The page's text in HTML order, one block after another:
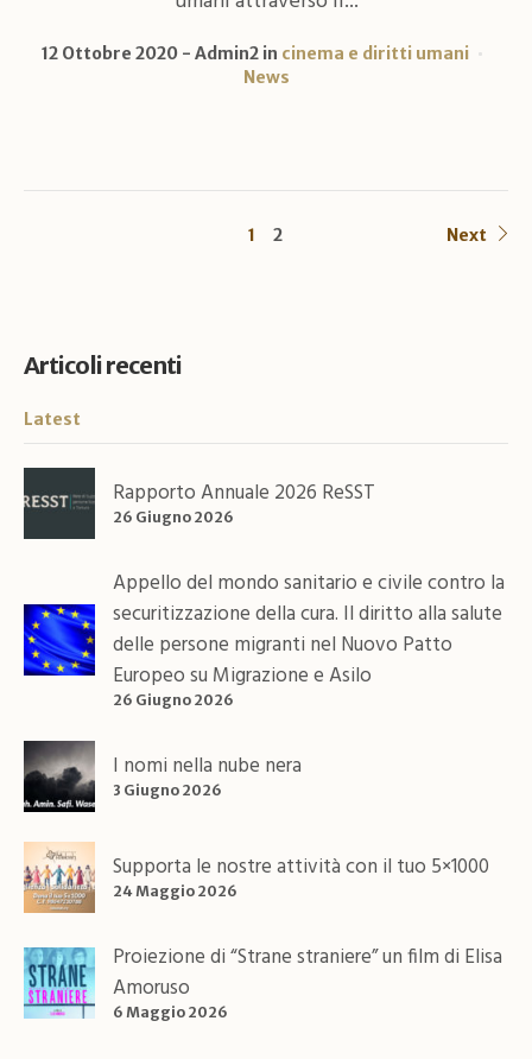
12 Ottobre 2020 Admin2in cinema e diritti umani
News
1 2 Next
Articoli recenti
Latest
Rapporto Annuale 2026 ReSST
26 Giugno 2026
Appello del mondo sanitario e civile contro la
securitizzazione della cura. Il diritto alla salute
delle persone migranti nel Nuovo Patto
Europeo su Migrazione e Asilo
26 Giugno 2026
I nomi nella nube nera
3 Giugno 2026
Supporta le nostre attività con il tuo 5×1000
24 Maggio 2026
Proiezione di “Strane straniere” un film di Elisa
Amoruso
6 Maggio 2026